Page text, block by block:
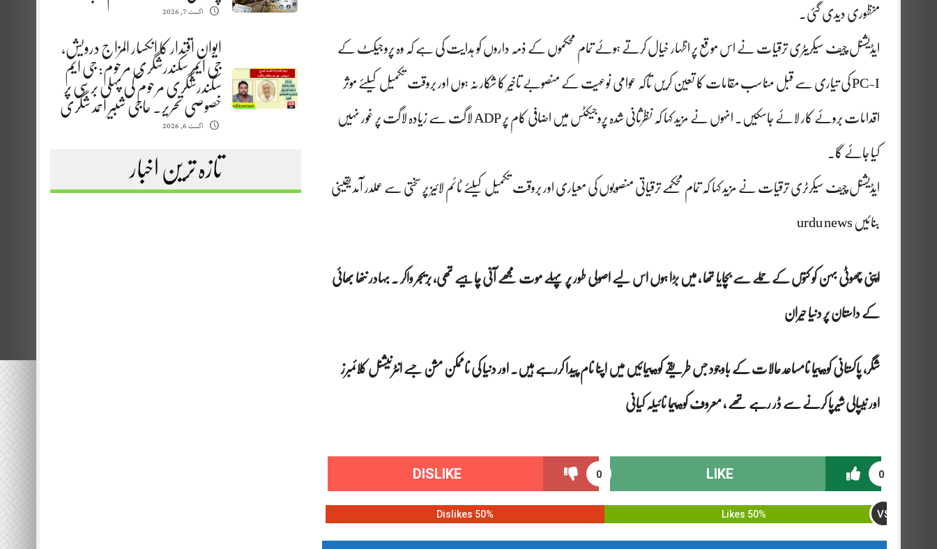
اگست 7, 2026
ایوانِ اقتدار کا انکسار المزاج درویش،
جی ایم سکندرشگری مرحوم: جی ایم
سکندرشگری مرحوم کی پہلی برسی پر
خصوصی تحریر. حاجی شبیر احمد شگری
اگست 6, 2026
تازہ ترین اخبار
منظوری دیدی گئی۔
ایڈیشنل چیف سیکریٹری ترقیات نے اس موقع پر اظہار خیال کرتے ہوئے تمام محکموں کے ذمہ داروں کو ہدایت کی ہے کہ وہ پروجیکٹ کے
PC-I کی تیاری سے قبل مناسب مقامات کا تعین کریں تاکہ عوامی نوعیت کے منصوبے تاخیر کا شکار نہ ہوں اور بروقت تکمیل کیلئے موثر
اقدامات بروئے کار لائے جاسکیں۔ انہوں نے مزید کہا کہ نظرثانی شدہ پروجیکٹس میں اضافی کام پر ADP لاگت سے زیادہ لاگت پر غور نہیں
کیا جائے گا۔
ایڈیشنل چیف سیکرٹری ترقیات نے مزید کہا کہ تمام محکمے ترقیاتی منصوبوں کی معیاری اور بروقت تکمیل کیلئے ٹائم لائیز پر سختی سے عملدر آمد یقینی
بنائیں urdu news
اپنی چھوٹی بہن کو کتوں کے حملے سے بچایا تھا , میں بڑا ہوں اس لیے اصولی طور پر پہلے موت مجھے آنی چاہیے تھی، بریجر واکر . بہادر ننھا بھائی
کے داستان پر دنیا حیران
شگر، پاکستانی کوہ پیما نامساعد حالات کے باوجود جس طریقے کوہ پیمائیں میں اپنا نام پیدا کررہے ہیں۔ اور دنیا کی ناممکن مشن جسے انٹرنیشنل کلائمبرز
اور نیپالی شیرپا کرنے سے ڈر رہے تھے ، معروف کوہ پیما نائیلہ کیانی
0
LIKE
0
DISLIKE
50% Likes VS
50% Dislikes